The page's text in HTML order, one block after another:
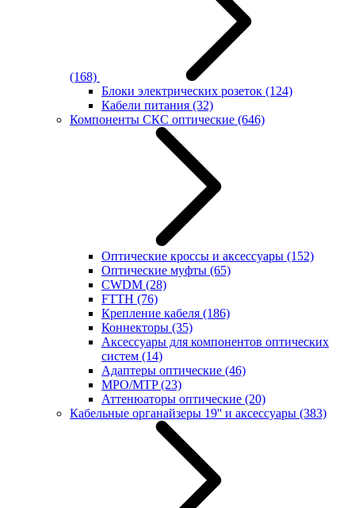
(168)
Блоки электрических розеток (124)
Кабели питания (32)
Компоненты СКС оптические (646)
Оптические кроссы и аксессуары (152)
Оптические муфты (65)
CWDM (28)
FTTH (76)
Крепление кабеля (186)
Коннекторы (35)
Аксессуары для компонентов оптических
систем (14)
Адаптеры оптические (46)
MPO/MTP(23)
Аттенюаторы оптические (20)
Кабельные органайзеры 19'' и аксессуары (383)